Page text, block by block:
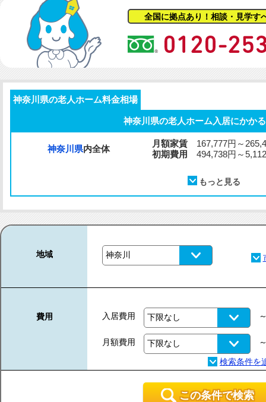
全国に拠点あり！相談・見学す
神奈川県の老人ホーム料金相場
神奈川県の老人ホーム入居にかか
神奈川県内全体
月額家賃 167,777円～
初期費用
494,738円～
地域
費用 入居費用
月額費用
この条件で検索